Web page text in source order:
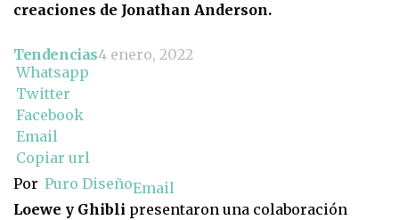
creaciones de Jonathan Anderson.
Tendencias4 enero, 2022
Whatsapp
Twitter
Facebook
Email
Copiar url
Por Puro DiseñoEmail
Loewe y Ghibli presentaron una colaboración